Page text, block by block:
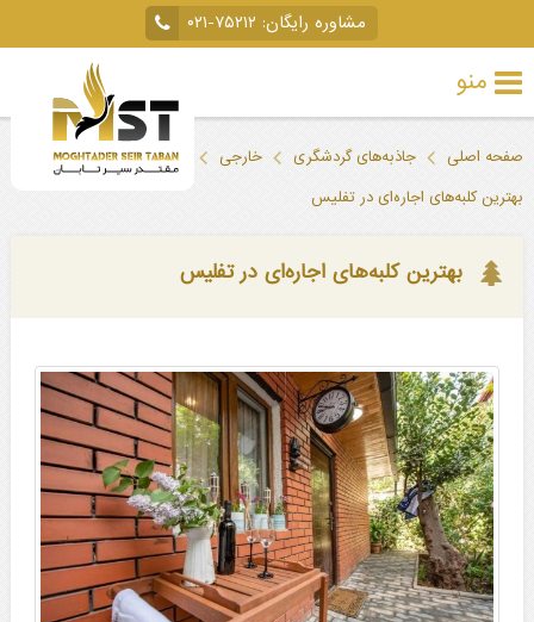
مشاوره رایگان: ۰۲۱-۷۵۲۱۲
منو
داخلی
آخری
جاذبه‌های
گردشگری
صفحه اصلی جاذبه‌های گردشگری خارجی گرجستان
تفلیس
بهترین کلبه‌های اجاره‌ای در تفلیس
بهترین کلبه‌های اجاره‌ای در تفلیس